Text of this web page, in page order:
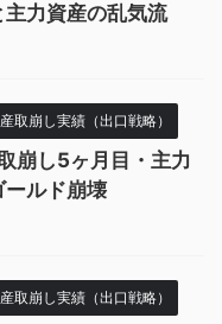
力資産の乱気流
取崩し実績（出口戦略）
崩し5ヶ月目・主力
ルド崩壊
取崩し実績（出口戦略）